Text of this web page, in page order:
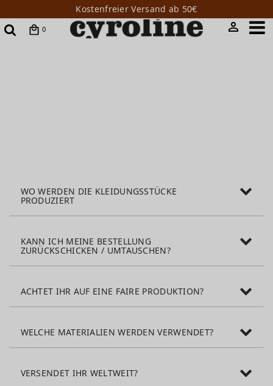
Kostenfreier Versand ab 50€
0
WO WERDEN DIE KLEIDUNGSSTÜCKE
PRODUZIERT
KANN ICH MEINE BESTELLUNG
ZURÜCKSCHICKEN / UMTAUSCHEN?
ACHTET IHR AUF EINE FAIRE PRODUKTION?
WELCHE MATERIALIEN WERDEN VERWENDET?
VERSENDET IHR WELTWEIT?